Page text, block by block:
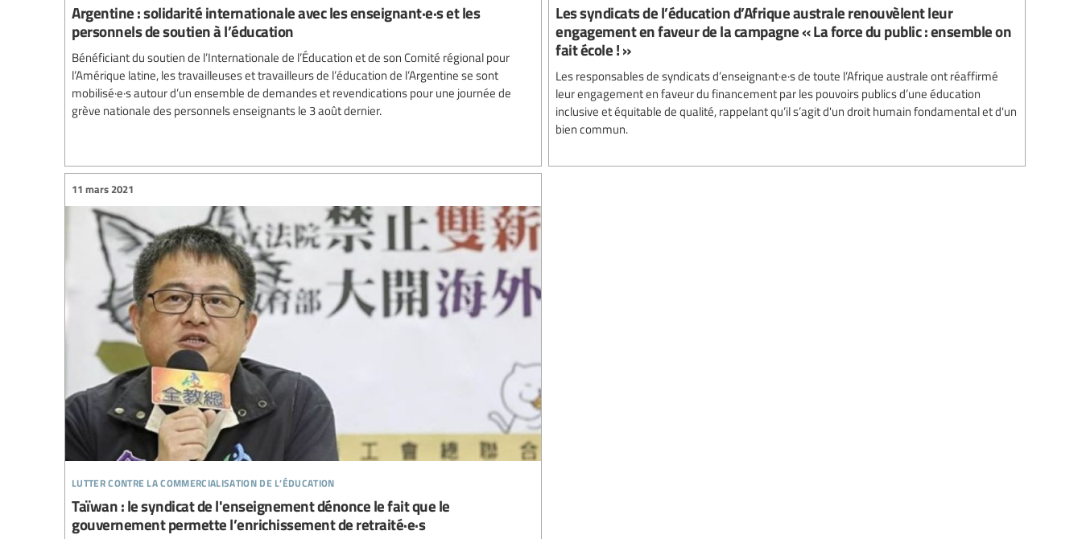
Argentine : solidarité internationale avec les enseignant·e·s et les
personnels de soutien à l’éducation
Bénéficiant du soutien de l’Internationale de l’Éducation et de son Comité régional pour
l’Amérique latine, les travailleuses et travailleurs de l’éducation de l’Argentine se sont
mobilisé·e·s autour d’un ensemble de demandes et revendications pour une journée de
grève nationale des personnels enseignants le 3 août dernier.
Les syndicats de l’éducation d’Afrique australe renouvèlent leur
engagement en faveur de la campagne « La force du public : ensemble on
fait école ! »
Les responsables de syndicats d’enseignant·e·s de toute l’Afrique australe ont réaffirmé
leur engagement en faveur du financement par les pouvoirs publics d’une éducation
inclusive et équitable de qualité, rappelant qu’il s’agit d'un droit humain fondamental et d'un
bien commun.
lutter contre la commercialisation de l’éducation
11 mars 2021
Taïwan : le syndicat de l'enseignement dénonce le fait que le
gouvernement permette l’enrichissement de retraité·e·s